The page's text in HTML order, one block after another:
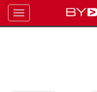
Toggle
navigation